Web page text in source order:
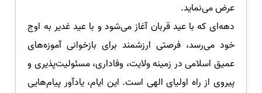
عرض می‌نماید.
دهه‌ای که با عید قربان آغاز می‌شود و با عید غدیر به اوج
خود می‌رسد، فرصتی ارزشمند برای بازخوانی آموزه‌های
عمیق اسلامی در زمینه ولایت، وفاداری، مسئولیت‌پذیری و
پیروی از راه اولیای الهی است. این ایام، یادآور پیام‌هایی